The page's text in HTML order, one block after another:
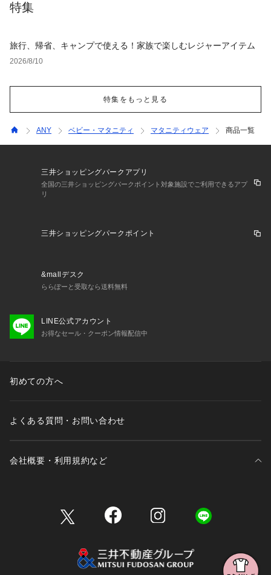
特集
旅行、帰省、キャンプで使える！家族で楽しむレジャーアイテム
2026/8/10
特集をもっと見る
ANY ベビー・マタニティ マタニティウェア 商品一覧
三井ショッピングパークアプリ
全国の三井ショッピングパークポイント対象施設でご利用できるアプ
リ
三井ショッピングパークポイント
&mallデスク
ららぽーと受取なら送料無料
LINE公式アカウント
お得なセール・クーポン情報配信中
初めての方へ
よくある質問・お問い合わせ
会社概要・利用規約など